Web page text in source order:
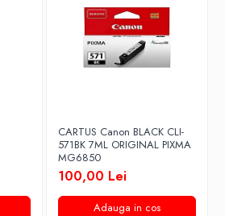
CARTUS Canon BLACK CLI-
571BK 7ML ORIGINAL PIXMA
MG6850
100,00 Lei
Adauga in cos